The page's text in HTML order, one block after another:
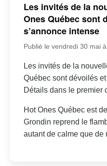
Les invités de la
Ones Québec sont
s’annonce intense
Publié le vendredi 30 mai
Les invités de la
Québec sont dévoilés
Détails dans le premier
Hot Ones Québec est
Grondin reprend le
autant de calme que de